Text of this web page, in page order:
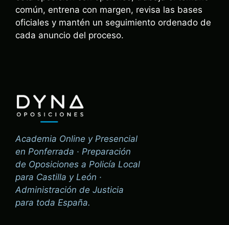
común, entrena con margen, revisa las bases
oficiales y mantén un seguimiento ordenado de
cada anuncio del proceso.
Academia Online y Presencial
en Ponferrada · Preparación
de Oposiciones a Policía Local
para Castilla y León ·
Administración de Justicia
para toda España.